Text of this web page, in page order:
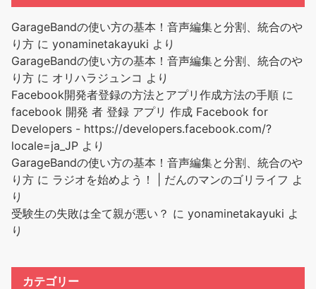
GarageBandの使い方の基本！音声編集と分割、統合のや
り方 に yonaminetakayuki より
GarageBandの使い方の基本！音声編集と分割、統合のや
り方 に オリハラジュンコ より
Facebook開発者登録の方法とアプリ作成方法の手順 に
facebook 開発 者 登録 アプリ 作成 Facebook for
Developers - https://developers.facebook.com/?
locale=ja_JP より
GarageBandの使い方の基本！音声編集と分割、統合のや
り方 に ラジオを始めよう！ | だんのマンのゴリライフ よ
り
受験生の失敗は全て親が悪い？ に yonaminetakayuki よ
り
カテゴリー